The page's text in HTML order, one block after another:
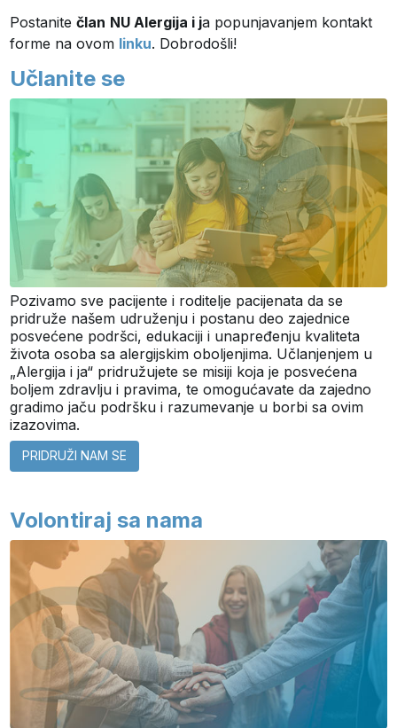
Postanitečlan NU Alergija i ja popunjavanjem kontakt
forme na ovom linku. Dobrodošli!
Učlanite se
Pozivamo sve pacijente i roditelje pacijenata da se
pridruže našem udruženju i postanu deo zajednice
posvećene podršci, edukaciji i unapređenju kvaliteta
života osoba sa alergijskim oboljenjima. Učlanjenjem u
„Alergija i ja“ pridružujete se misiji koja je posvećena
boljem zdravlju i pravima, te omogućavate da zajedno
gradimo jaču podršku i razumevanje u borbi sa ovim
izazovima.
PRIDRUŽI NAM SE
Volontiraj sa nama